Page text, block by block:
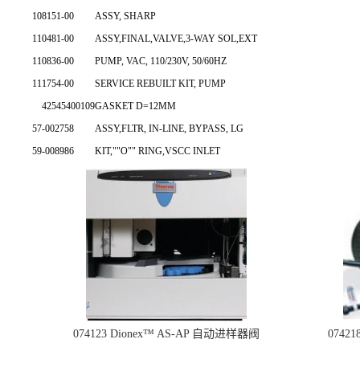
108151-00
ASSY, SHARP
110481-00
ASSY,FINAL,VALVE,3-WAY SOL,EXT
110836-00
PUMP, VAC, 110/230V, 50/60HZ
111754-00
SERVICE REBUILT KIT, PUMP
42545400109GASKET D=12MM
57-002758
ASSY,FLTR, IN-LINE, BYPASS, LG
59-008986
KIT,""O"" RING,VSCC INLET
074123 Dionex™ AS-AP 自动进样器阀